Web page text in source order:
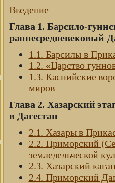
Введение
Глава 1. Барсило-
раннесредневековый
1.1. Барсилы в
1.2. «Царство
1.3. Каспийские
миров
Глава 2. Хазарский
в Дагестан
2.1. Хазары в
2.2. Приморский
земледельческой
2.3. Хазарский
2.4. Приморский